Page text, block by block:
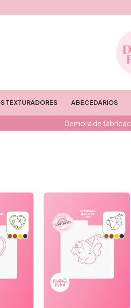
Demora de
TEXTURADORES ABECEDARIOS